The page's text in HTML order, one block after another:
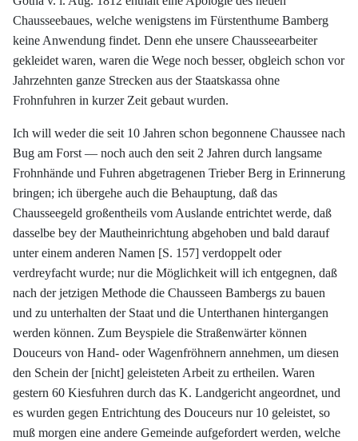
Chausseebaues, welche wenigstens im Fürstenthume Bamberg
keine Anwendung findet. Denn ehe unsere Chausseearbeiter
gekleidet waren, waren die Wege noch besser, obgleich schon vor
Jahrzehnten ganze Strecken aus der Staatskassa ohne
Frohnfuhren in kurzer Zeit gebaut wurden.
Ich will weder die seit 10 Jahren schon begonnene Chaussee nach
Bug am Forst — noch auch den seit 2 Jahren durch langsame
Frohnhände und Fuhren abgetragenen Trieber Berg in Erinnerung
bringen; ich übergehe auch die Behauptung, daß das
Chausseegeld großentheils vom Auslande entrichtet werde, daß
dasselbe bey der Mautheinrichtung abgehoben und bald darauf
unter einem anderen Namen [S. 157] verdoppelt oder
verdreyfacht wurde; nur die Möglichkeit will ich entgegnen, daß
nach der jetzigen Methode die Chausseen Bambergs zu bauen
und zu unterhalten der Staat und die Unterthanen hintergangen
werden können. Zum Beyspiele die Straßenwärter können
Douceurs von Hand- oder Wagenfröhnern annehmen, um diesen
den Schein der [nicht] geleisteten Arbeit zu ertheilen. Waren
gestern 60 Kiesfuhren durch das K. Landgericht angeordnet, und
es wurden gegen Entrichtung des Douceurs nur 10 geleistet, so
muß morgen eine andere Gemeinde aufgefordert werden, welche